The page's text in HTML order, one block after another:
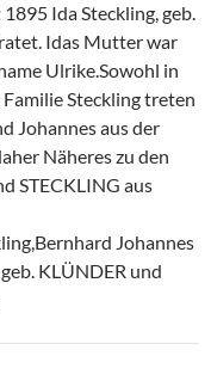
Ida Steckling, geb.
Idas Mutter war
Ulrike.Sowohl in
Steckling treten
Johannes aus der
Näheres zu den
STECKLING aus
Johannes
KLÜNDER und